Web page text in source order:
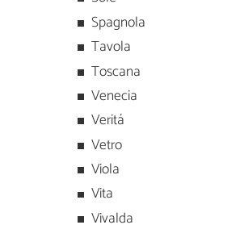
Spagnola
Tavola
Toscana
Venecia
Veritá
Vetro
Viola
Vita
Vivalda